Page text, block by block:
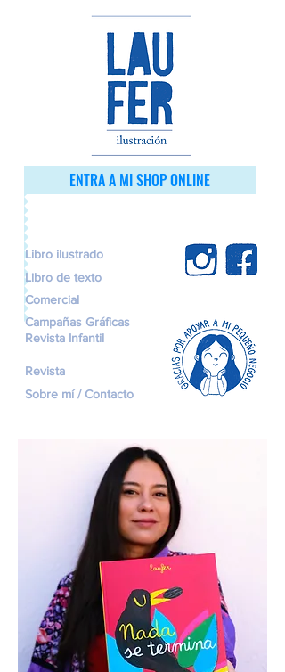
ENTRA A MI SHOP ONLINE
Libro ilustrado
Libro de texto
Comercial
Campañas Gráficas
Revista Infantil
Revista
Sobre mí / Contacto